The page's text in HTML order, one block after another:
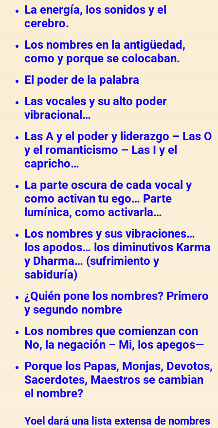
La energía, los sonidos y el
cerebro.
Los nombres en la antigüedad,
como y porque se colocaban.
El poder de la palabra
Las vocales y su alto poder
vibracional…
Las A y el poder y liderazgo – Las O
y el romanticismo – Las I y el
capricho…
La parte oscura de cada vocal y
como activan tu ego… Parte
lumínica, como activarla…
Los nombres y sus vibraciones…
los apodos… los diminutivos Karma
y Dharma… (sufrimiento y
sabiduría)
¿Quién pone los nombres? Primero
y segundo nombre
Los nombres que comienzan con
No, la negación – Mi, los apegos—
Porque los Papas, Monjas, Devotos,
Sacerdotes, Maestros se cambian
el nombre?
Yoel dará una lista extensa de nombres